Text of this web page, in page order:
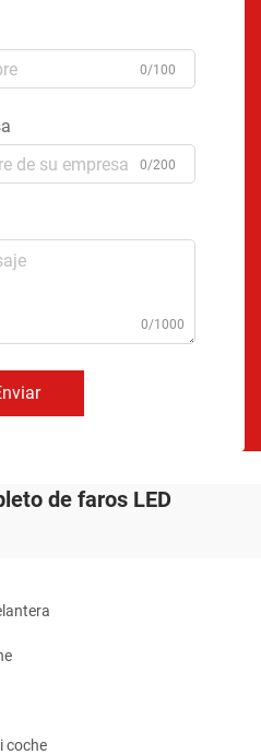
0/100
0/200
0/1000
de faros LED
coche